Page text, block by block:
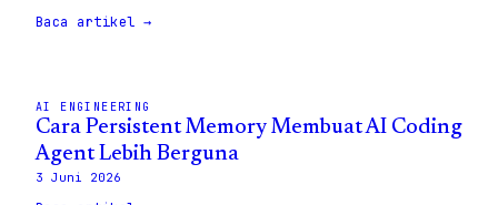
Baca artikel →
AI ENGINEERING
Cara Persistent Memory Membuat AI Coding
Agent Lebih Berguna
3 Juni 2026